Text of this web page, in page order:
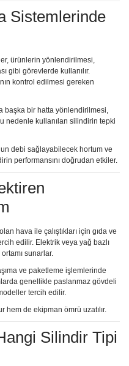
Sistemlerinde
ürünlerin yönlendirilmesi,
gibi görevlerde kullanılır.
kontrol edilmesi gereken
başka bir hatta yönlendirilmesi,
nedenle kullanılan silindirin tepki
debi sağlayabilecek hortum ve
performansını doğrudan etkiler.
hava ile çalıştıkları için gıda ve
edilir. Elektrik veya yağ bazlı
sunarlar.
ve paketleme işlemlerinde
genellikle paslanmaz gövdeli
tercih edilir.
hem de ekipman ömrü uzatılır.
Silindir Tipi